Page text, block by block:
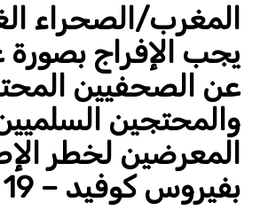
المغرب/الصحراء
يجب الإفراج بصورة
عن الصحفيين
والمحتجين
المعرضين لخطر
بفيروس كوفيد – 19